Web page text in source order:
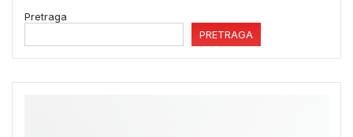
Pretraga
PRETRAGA